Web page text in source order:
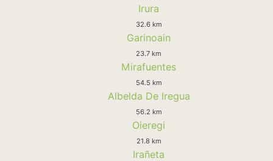
Irura
32.6 km
Garinoain
23.7 km
Mirafuentes
54.5 km
Albelda De Iregua
56.2 km
Oieregi
21.8 km
Irañeta